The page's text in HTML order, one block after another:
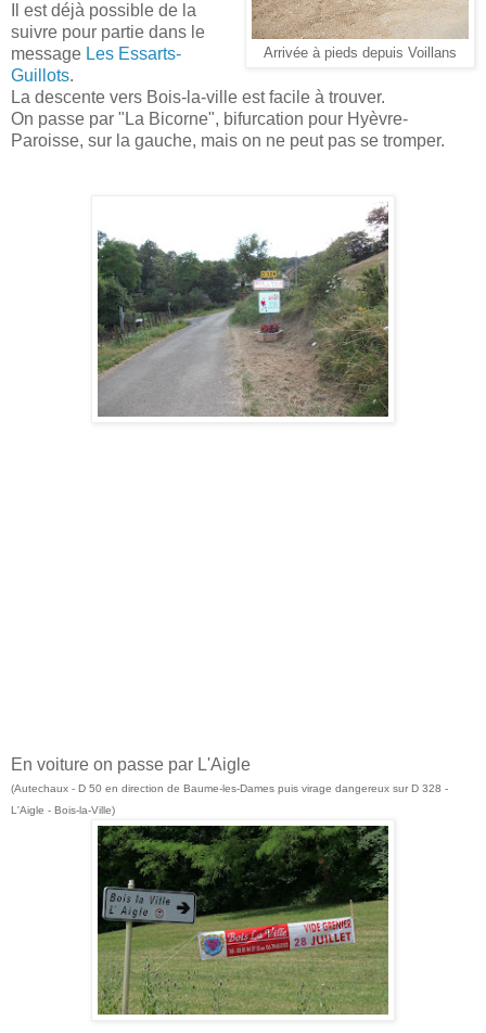
Arrivée à pieds depuis Voillans
Il est déjà possible de la
suivre pour partie dans le
message Les Essarts-
Guillots.
La descente vers Bois-la-ville est facile à trouver.
On passe par "La Bicorne", bifurcation pour Hyèvre-
Paroisse, sur la gauche, mais on ne peut pas se tromper.
En voiture on passe par L'Aigle
(Autechaux - D 50 en direction de Baume-les-Dames puis virage dangereux sur D 328 -
L'Aigle - Bois-la-Ville)